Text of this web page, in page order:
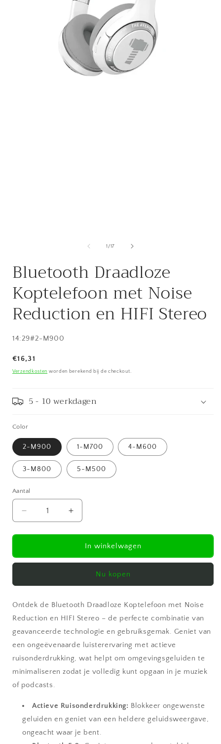
1 /van
17
Bluetooth Draadloze
Koptelefoon met Noise
Reduction en HIFI Stereo
SKU:
14:29#2-M900
Normale
prijs
€16,31
Verzendkosten worden berekend bij de checkout.
5 - 10 werkdagen
Color
2-M900 1-M700 4-M600
3-M800 5-M500
Aantal
Aantal
verlagen
voor
Draadloze
Noise
en
HIFI
Stereo
Aantal
verhogen
voor
Bluetooth
Draadloze
Noise
en
HIFI
Stereo
In winkelwagen
Nu kopen
Ontdek de Bluetooth Draadloze Koptelefoon met Noise
Reduction en HIFI Stereo – de perfecte combinatie van
geavanceerde technologie en gebruiksgemak. Geniet van
een ongeëvenaarde luisterervaring met actieve
ruisonderdrukking, wat helpt om omgevingsgeluiden te
minimaliseren zodat je volledig kunt opgaan in je muziek
of podcasts.
Actieve Ruisonderdrukking: Blokkeer ongewenste
geluiden en geniet van een heldere geluidsweergave,
ongeacht waar je bent.